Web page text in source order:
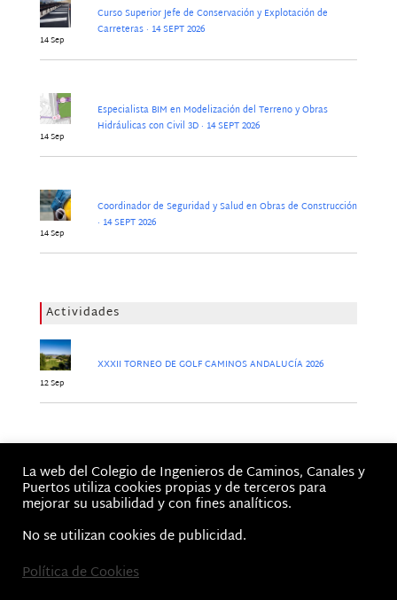
14 Sep
Curso Superior Jefe de Conservación y Explotación de
Carreteras · 14 SEPT 2026
14 Sep
Especialista BIM en Modelización del Terreno y Obras
Hidráulicas con Civil 3D · 14 SEPT 2026
14 Sep
Coordinador de Seguridad y Salud en Obras de Construcción
· 14 SEPT 2026
Actividades
12 Sep
XXXII TORNEO DE GOLF CAMINOS ANDALUCÍA 2026
Jornadas
No hay Jornadas
La web del Colegio de Ingenieros de Caminos, Canales y
Puertos utiliza cookies propias y de terceros para
mejorar su usabilidad y con fines analíticos.
No se utilizan cookies de publicidad.
Política de Cookies